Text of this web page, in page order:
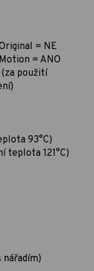
= NE
= ANO
použití
93°C)
teplota 121°C)